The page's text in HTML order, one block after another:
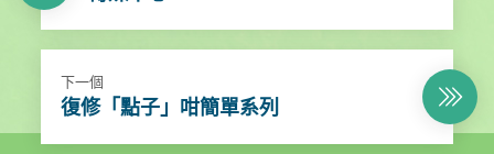
下一個
復修「點子」咁簡單系列